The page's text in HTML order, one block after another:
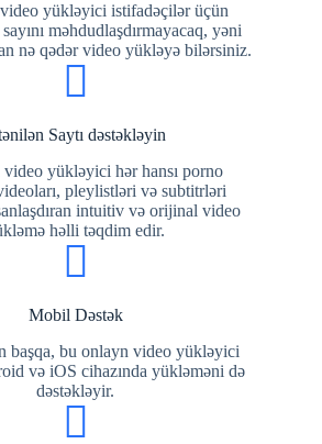
yükləyici istifadəçilər üçün
məhdudlaşdırmayacaq, yəni
nə qədər video yükləyə bilərsiniz.
Saytı dəstəkləyin
yükləyici hər hansı porno
pleylistləri və subtitrləri
intuitiv və orijinal video
həlli təqdim edir.
Mobil Dəstək
başqa, bu onlayn video yükləyici
və iOS cihazında yükləməni də
dəstəkləyir.